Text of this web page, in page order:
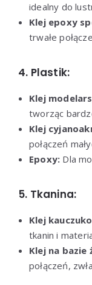
idealny do
Klej epoxy
trwałe
4. Plastik:
Klej
tworząc
Klej
połączeń
Epoxy: Dla
5. Tkanina:
Klej
tkanin i
Klej na bazie
połączeń,